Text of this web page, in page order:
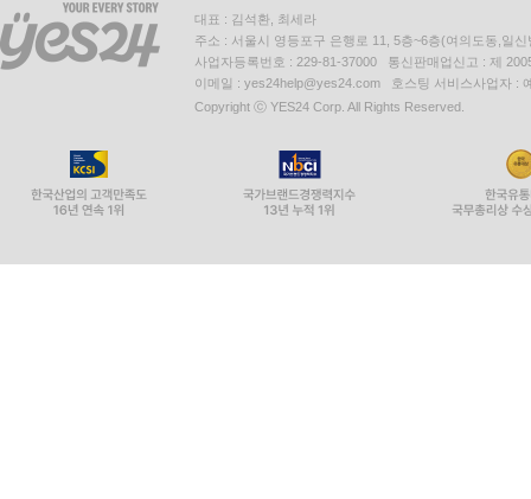
대표 : 김석환, 최세라
주소 : 서울시 영등포구 은행로 11, 5층~6층(여의도동,일신
사업자등록번호 : 229-81-37000 통신판매업신고 : 제
이메일 : yes24help@yes24.com 호스팅 서비스사업자 :
Copyright ⓒ YES24 Corp. All Rights Reserved.